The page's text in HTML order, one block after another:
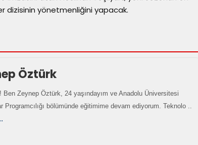
dizisinin yönetmenliğini yapacak.
Öztürk
Ben Zeynep Öztürk, 24 yaşındayım ve Anadolu Üniversitesi
Programcılığı bölümünde eğitimime devam ediyorum. Teknolo ..